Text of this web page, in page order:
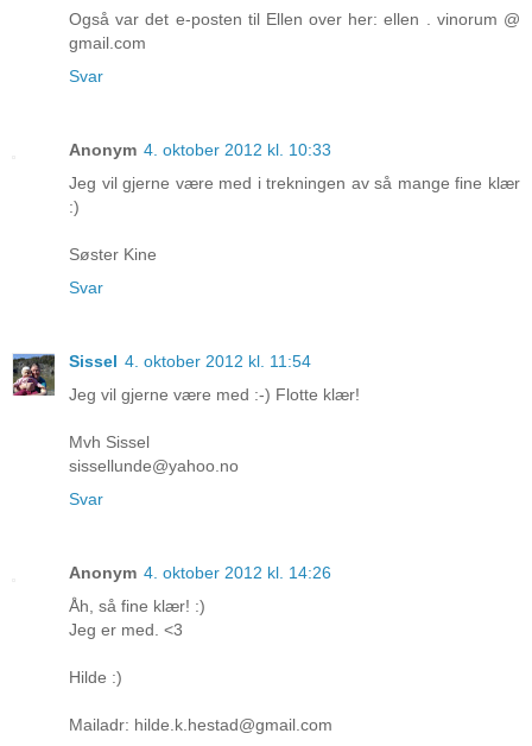
Også var det e-posten til Ellen over her: ellen . vinorum @
gmail.com
Svar
Anonym 4. oktober 2012 kl. 10:33
Jeg vil gjerne være med i trekningen av så mange fine klær
:)
Søster Kine
Svar
Sissel 4. oktober 2012 kl. 11:54
Jeg vil gjerne være med :-) Flotte klær!
Mvh Sissel
sissellunde@yahoo.no
Svar
Anonym 4. oktober 2012 kl. 14:26
Åh, så fine klær! :)
Jeg er med. <3
Hilde :)
Mailadr: hilde.k.hestad@gmail.com